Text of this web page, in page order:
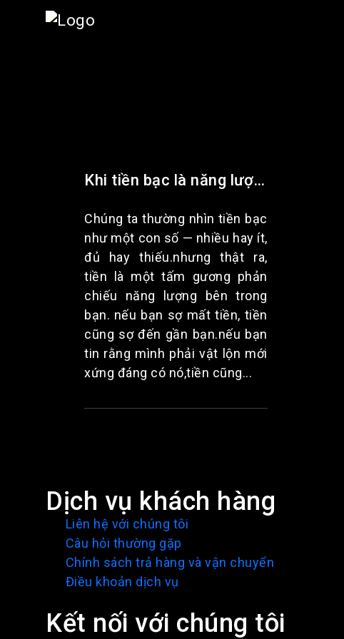
Khi tiền bạc là năng lượng – không chỉ là con số | gari nguyễn
Chúng ta thường nhìn tiền bạc
như một con số — nhiều hay ít,
đủ hay thiếu.nhưng thật ra,
tiền là một tấm gương phản
chiếu năng lượng bên trong
bạn. nếu bạn sợ mất tiền, tiền
cũng sợ đến gần bạn.nếu bạn
tin rằng mình phải vật lộn mới
xứng đáng có nó,tiền cũng...
Dịch vụ khách hàng
Liên hệ với chúng tôi
Câu hỏi thường gặp
Chính sách trả hàng và vận chuyển
Điều khoản dịch vụ
Kết nối với chúng tôi